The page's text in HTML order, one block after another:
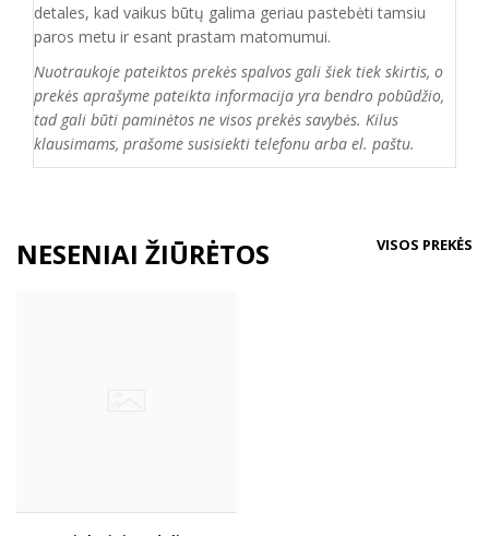
detales, kad vaikus būtų galima geriau pastebėti tamsiu
paros metu ir esant prastam matomumui.
Nuotraukoje pateiktos prekės spalvos gali šiek tiek skirtis, o
prekės aprašyme pateikta informacija yra bendro pobūdžio,
tad gali būti paminėtos ne visos prekės savybės. Kilus
klausimams, prašome susisiekti telefonu arba el. paštu.
NESENIAI ŽIŪRĖTOS VISOS PREKĖS